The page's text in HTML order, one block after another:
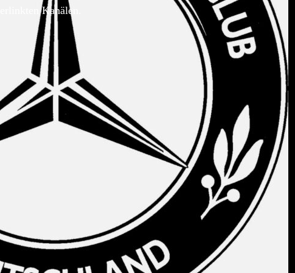
verlinkten Kanälen.